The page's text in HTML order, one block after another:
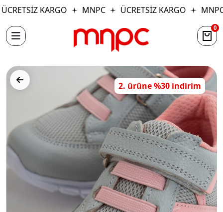
KARGO MNPC ÜCRETSİZ KARGO MNPC
0
2. ürüne %30 indirim